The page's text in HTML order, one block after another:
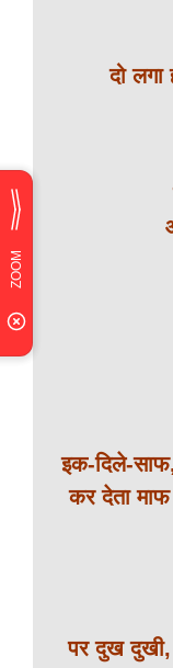
दो लगा
इक-दिले-साफ,
कर देता माफ
पर दुख दुखी,